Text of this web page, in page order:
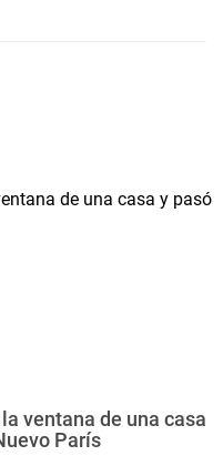
ventana de una casa
París